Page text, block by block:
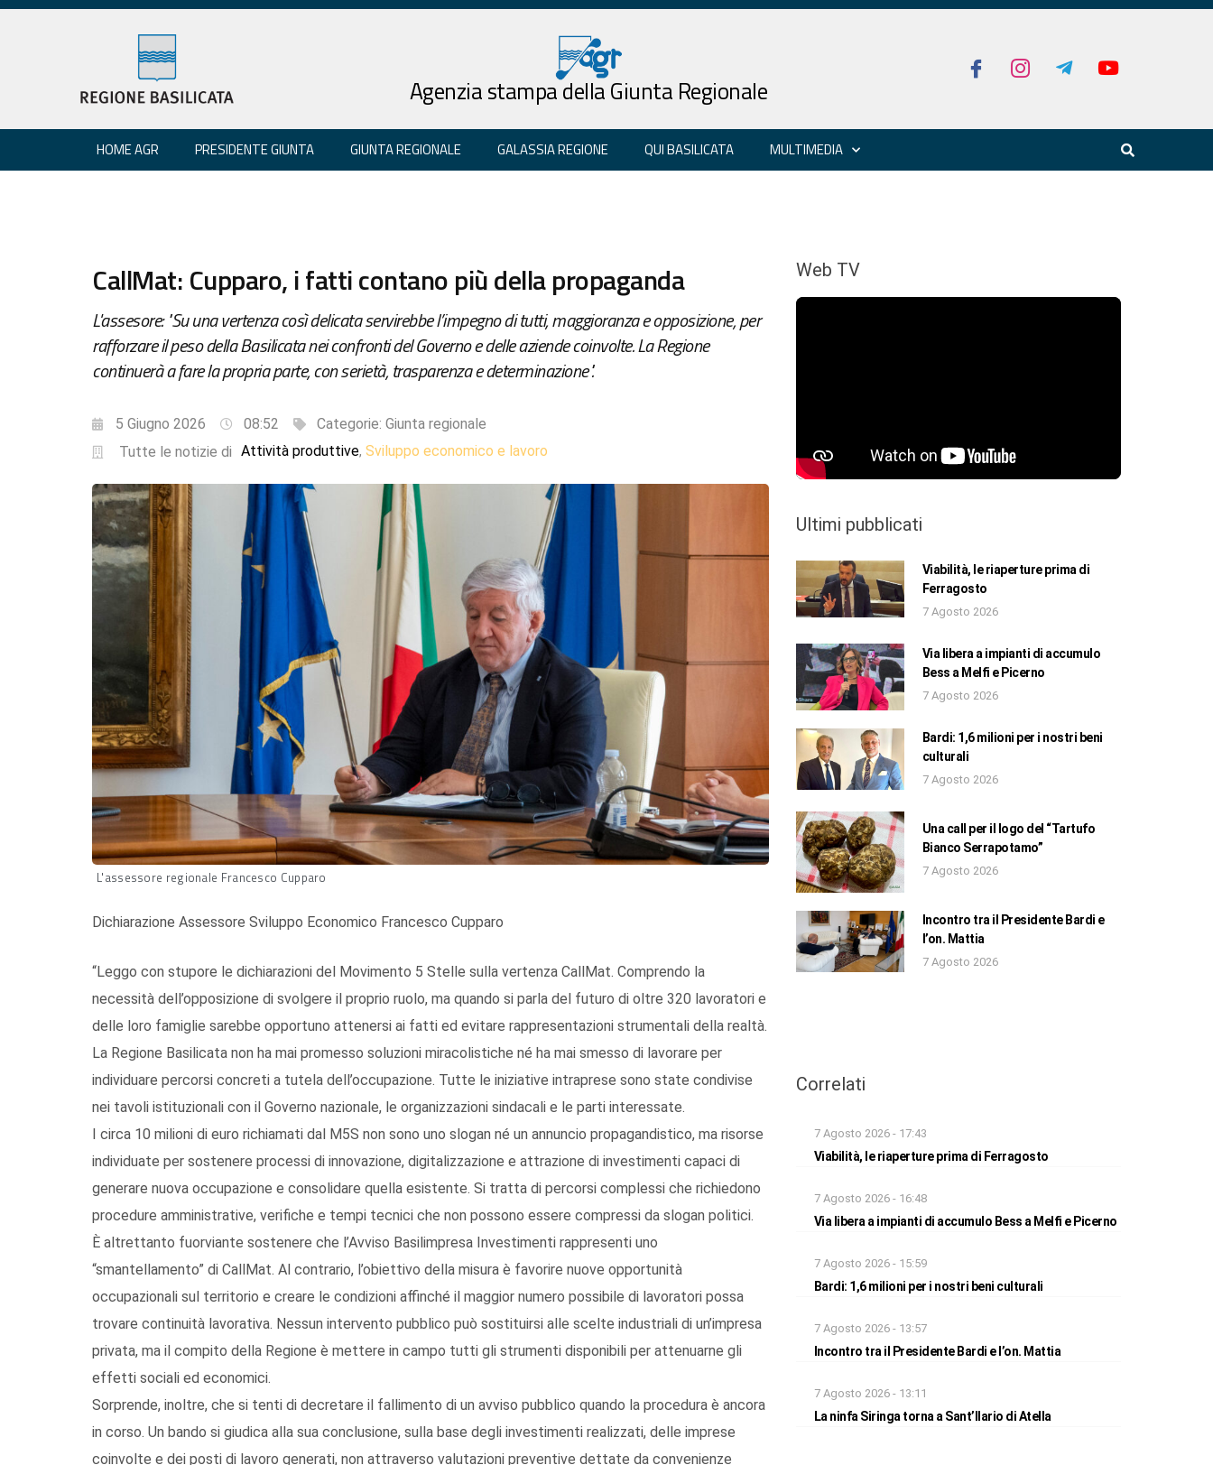
Agenzia stampa della Giunta Regionale
HOME AGR PRESIDENTE GIUNTA GIUNTA REGIONALE GALASSIA REGIONE QUI BASILICATA MULTIMEDIA
CallMat: Cupparo, i fatti contano più della propaganda
L'assesore: "Su una vertenza così delicata servirebbe l’impegno di tutti, maggioranza e opposizione, per
rafforzare il peso della Basilicata nei confronti del Governo e delle aziende coinvolte. La Regione
continuerà a fare la propria parte, con serietà, trasparenza e determinazione".
5 Giugno 2026 08:52 Categorie: Giunta regionale
Tutte le notizie di Attività produttive, Sviluppo economico e lavoro
L'assessore regionale Francesco Cupparo
Dichiarazione Assessore Sviluppo Economico Francesco Cupparo
“Leggo con stupore le dichiarazioni del Movimento 5 Stelle sulla vertenza CallMat. Comprendo la
necessità dell’opposizione di svolgere il proprio ruolo, ma quando si parla del futuro di oltre 320 lavoratori e
delle loro famiglie sarebbe opportuno attenersi ai fatti ed evitare rappresentazioni strumentali della realtà.
La Regione Basilicata non ha mai promesso soluzioni miracolistiche né ha mai smesso di lavorare per
individuare percorsi concreti a tutela dell’occupazione. Tutte le iniziative intraprese sono state condivise
nei tavoli istituzionali con il Governo nazionale, le organizzazioni sindacali e le parti interessate.
I circa 10 milioni di euro richiamati dal M5S non sono uno slogan né un annuncio propagandistico, ma risorse
individuate per sostenere processi di innovazione, digitalizzazione e attrazione di investimenti capaci di
generare nuova occupazione e consolidare quella esistente. Si tratta di percorsi complessi che richiedono
procedure amministrative, verifiche e tempi tecnici che non possono essere compressi da slogan politici.
È altrettanto fuorviante sostenere che l’Avviso Basilimpresa Investimenti rappresenti uno
“smantellamento” di CallMat. Al contrario, l’obiettivo della misura è favorire nuove opportunità
occupazionali sul territorio e creare le condizioni affinché il maggior numero possibile di lavoratori possa
trovare continuità lavorativa. Nessun intervento pubblico può sostituirsi alle scelte industriali di un’impresa
privata, ma il compito della Regione è mettere in campo tutti gli strumenti disponibili per attenuarne gli
effetti sociali ed economici.
Sorprende, inoltre, che si tenti di decretare il fallimento di un avviso pubblico quando la procedura è ancora
in corso. Un bando si giudica alla sua conclusione, sulla base degli investimenti realizzati, delle imprese
coinvolte e dei posti di lavoro generati, non attraverso valutazioni preventive dettate da convenienze
Web TV
Ultimi pubblicati
Viabilità, le riaperture prima di
Ferragosto
7 Agosto 2026
Via libera a impianti di accumulo
Bess a Melfi e Picerno
7 Agosto 2026
Bardi: 1,6 milioni per i nostri beni
culturali
7 Agosto 2026
Una call per il logo del “Tartufo
Bianco Serrapotamo”
7 Agosto 2026
Incontro tra il Presidente Bardi e
l’on. Mattia
7 Agosto 2026
Correlati
7 Agosto 2026 - 17:43
Viabilità, le riaperture prima di Ferragosto
7 Agosto 2026 - 16:48
Via libera a impianti di accumulo Bess a Melfi e Picerno
7 Agosto 2026 - 15:59
Bardi: 1,6 milioni per i nostri beni culturali
7 Agosto 2026 - 13:57
Incontro tra il Presidente Bardi e l’on. Mattia
7 Agosto 2026 - 13:11
La ninfa Siringa torna a Sant’Ilario di Atella